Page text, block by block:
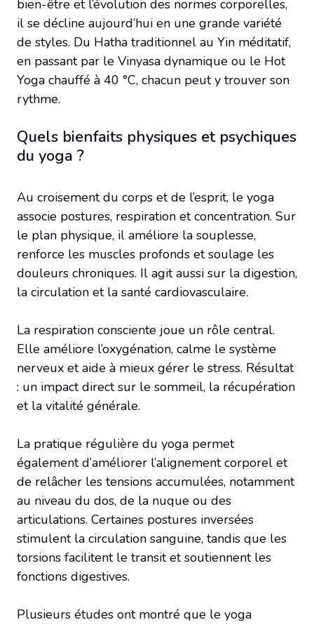
bien-être et l’évolution des normes corporelles,
il se décline aujourd’hui en une grande variété
de styles. Du Hatha traditionnel au Yin méditatif,
en passant par le Vinyasa dynamique ou le Hot
Yoga chauffé à 40 °C, chacun peut y trouver son
rythme.
Quels bienfaits physiques et psychiques
du yoga ?
Au croisement du corps et de l’esprit, le yoga
associe postures, respiration et concentration. Sur
le plan physique, il améliore la souplesse,
renforce les muscles profonds et soulage les
douleurs chroniques. Il agit aussi sur la digestion,
la circulation et la santé cardiovasculaire.
La respiration consciente joue un rôle central.
Elle améliore l’oxygénation, calme le système
nerveux et aide à mieux gérer le stress. Résultat
: un impact direct sur le sommeil, la récupération
et la vitalité générale.
La pratique régulière du yoga permet
également d’améliorer l’alignement corporel et
de relâcher les tensions accumulées, notamment
au niveau du dos, de la nuque ou des
articulations. Certaines postures inversées
stimulent la circulation sanguine, tandis que les
torsions facilitent le transit et soutiennent les
fonctions digestives.
Plusieurs études ont montré que le yoga